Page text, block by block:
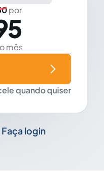
por
mês
quando quiser
Faça login